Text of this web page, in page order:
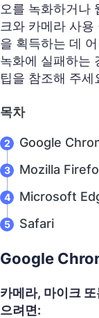
오를 녹화하거나
크와 카메라 사
을 획득하는 데
녹화에 실패하는
팁을 참조해 주세
목차
Google
Mozilla
Microsoft
Safari
Google
카메라, 마이크
으려면: